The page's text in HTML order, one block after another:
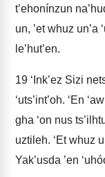
t’ehonínzun
un, ’et whuz un’a
le’hut’en.
19 ‘Ink’ez Sizi
‘uts’int’oh. ‘En
gha ‘on nus
uztileh. ‘Et whuz
Yak’usda ’en